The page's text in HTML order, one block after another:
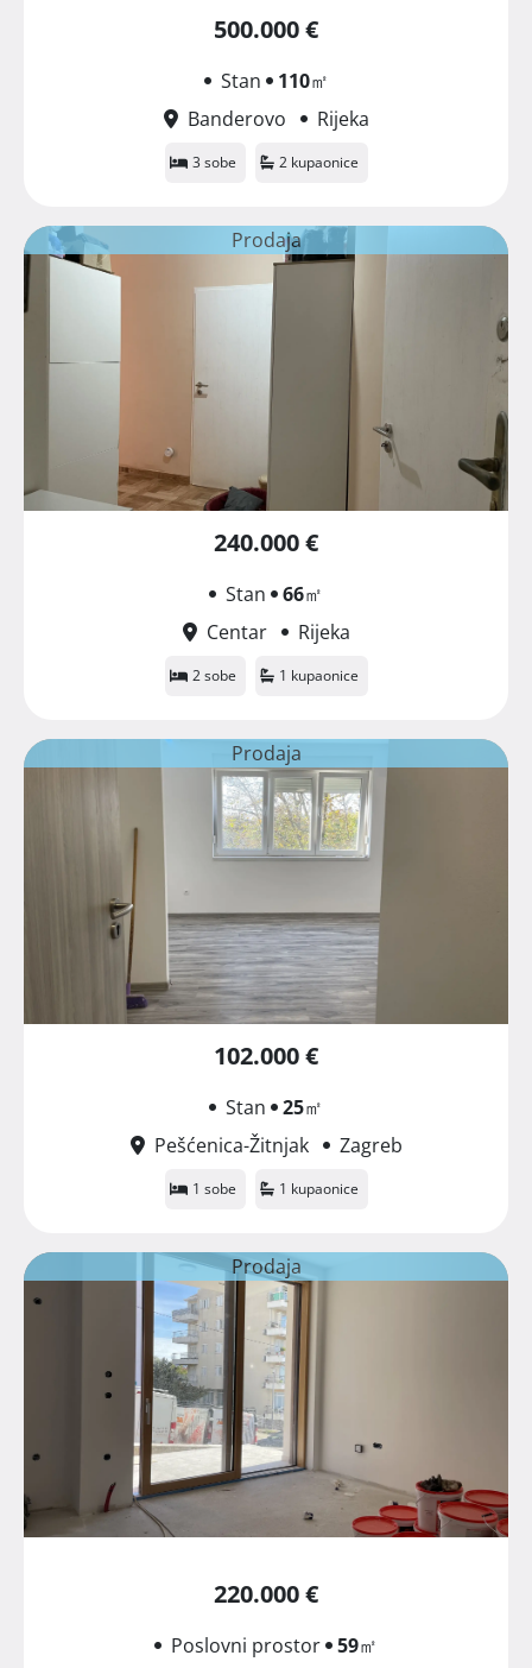
500.000 €
Stan 110㎡
Banderovo
Rijeka
3 sobe 2 kupaonice
Prodaja
240.000 €
Stan 66㎡
Centar
Rijeka
2 sobe 1 kupaonice
Prodaja
102.000 €
Stan 25㎡
Pešćenica-Žitnjak
Zagreb
1 sobe 1 kupaonice
Prodaja
220.000 €
Poslovni prostor 59㎡